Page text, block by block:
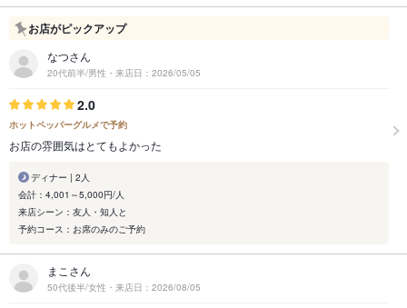
お店がピックアップ
なつさん
20代前半/男性・来店日：2026/05/05
2.0
ホットペッパーグルメで予約
お店の雰囲気はとてもよかった
ディナー | 2人
会計：4,001～5,000円/人
来店シーン：友人・知人と
予約コース：お席のみのご予約
まこさん
50代後半/女性・来店日：2026/08/05